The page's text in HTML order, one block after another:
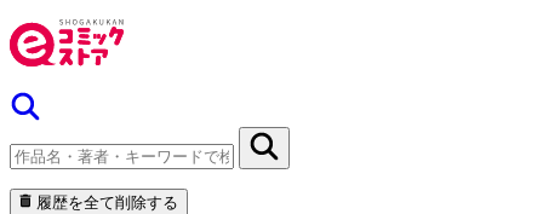
履歴を全て削除する